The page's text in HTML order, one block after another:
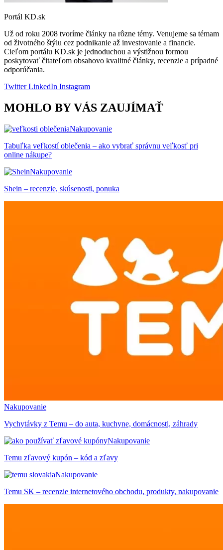
Portál KD.sk
Už od roku 2008 tvoríme články na rôzne témy. Venujeme sa témam
od životného štýlu cez podnikanie až investovanie a financie.
Cieľom portálu KD.sk je jednoduchou a výstižnou formou
poskytovať čitateľom obsahovo kvalitné články, recenzie a prípadné
odporúčania.
TwitterLinkedIn Instagram
MOHLO BY VÁS ZAUJÍMAŤ
Nakupovanie
Tabuľka veľkostí oblečenia – ako vybrať správnu veľkosť pri
online nákupe?
Nakupovanie
Shein – recenzie, skúsenosti, ponuka
Nakupovanie
Vychytávky z Temu – do auta, kuchyne, domácnosti, záhrady
Nakupovanie
Temu zľavový kupón – kód a zľavy
Nakupovanie
Temu SK – recenzie internetového obchodu, produkty, nakupovanie